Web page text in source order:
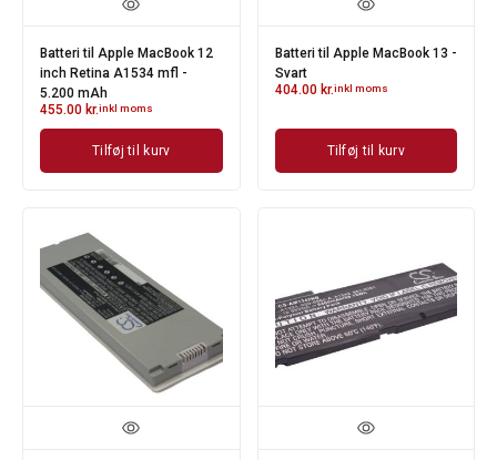
Batteri til Apple MacBook 12
inch Retina A1534 mfl -
5.200 mAh
455.00 kr.inkl moms
Tilføj til kurv
Batteri til Apple MacBook 13 -
Svart
404.00 kr.inkl moms
Tilføj til kurv